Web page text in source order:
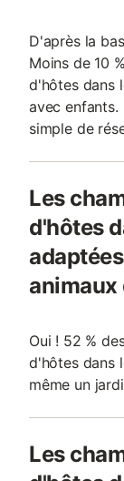
D'après la
Moins de 10
d'hôtes dans
avec
simple de
Les
d'hôtes
animaux
Oui ! 52 %
d'hôtes dans
même un
Les